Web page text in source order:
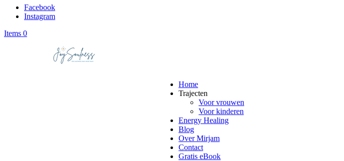
Facebook
Instagram
Items 0
Home
Trajecten
Voor vrouwen
Voor kinderen
Energy Healing
Blog
Over Mirjam
Contact
Gratis eBook